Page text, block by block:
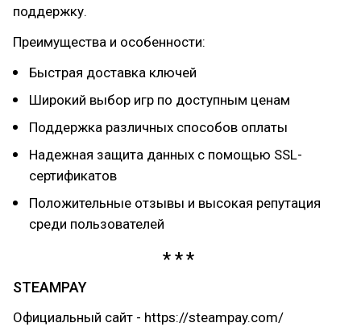
поддержку.
Преимущества и особенности:
Быстрая доставка ключей
Широкий выбор игр по доступным ценам
Поддержка различных способов оплаты
Надежная защита данных с помощью SSL-
сертификатов
Положительные отзывы и высокая репутация
среди пользователей
STEAMPAY
Официальный сайт - https://steampay.com/